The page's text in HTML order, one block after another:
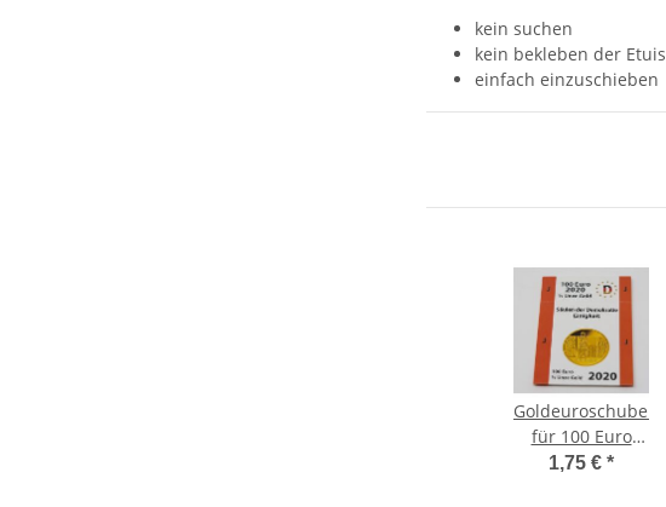
kein suchen
kein bekleben der Etuis
einfach einzuschieben
Goldeuroschuber
für 100 Euro
2020 - Säulen
1,75 € *